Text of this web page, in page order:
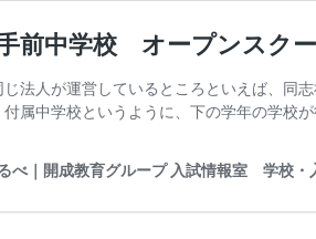
前中学校 オープンスク
法人が運営しているところといえば、同
付属中学校というように、下の学年の学校
べ｜開成教育グループ 入試情報室 学校・